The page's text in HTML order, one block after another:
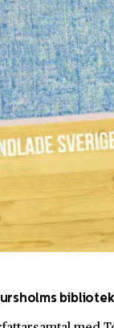
bibliotek